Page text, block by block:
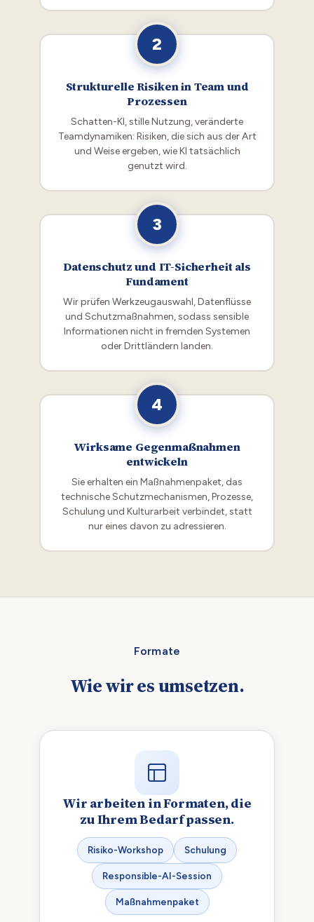
2
Strukturelle Risiken in Team und
Prozessen
Schatten-KI, stille Nutzung, veränderte
Teamdynamiken: Risiken, die sich aus der Art
und Weise ergeben, wie KI tatsächlich
genutzt wird.
3
Datenschutz und IT-Sicherheit als
Fundament
Wir prüfen Werkzeugauswahl, Datenflüsse
und Schutzmaßnahmen, sodass sensible
Informationen nicht in fremden Systemen
oder Drittländern landen.
4
Wirksame Gegenmaßnahmen
entwickeln
Sie erhalten ein Maßnahmenpaket, das
technische Schutzmechanismen, Prozesse,
Schulung und Kulturarbeit verbindet, statt
nur eines davon zu adressieren.
Formate
Wie wir es umsetzen.
Wir arbeiten in Formaten, die
zu Ihrem Bedarf passen.
Risiko-Workshop Schulung
Responsible-AI-Session
Maßnahmenpaket